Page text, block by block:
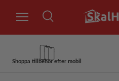
Hoppa till innehåll
Sök
Shoppa tillbehör efter mobil